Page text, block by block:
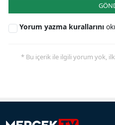
Yorum yazma kurallarını
* Bu içerik ile ilgili yorum yok,